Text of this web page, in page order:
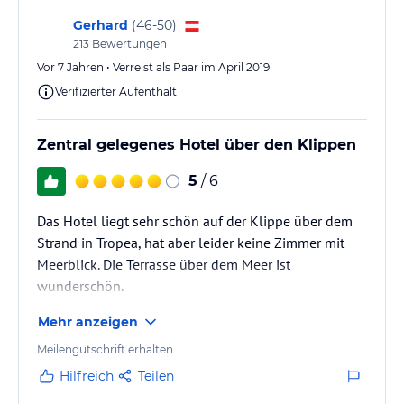
Gerhard (46-50)
213 Bewertungen
Vor 7 Jahren • Verreist als Paar im April 2019
Verifizierter Aufenthalt
Zentral gelegenes Hotel über den Klippen
5 / 6
Das Hotel liegt sehr schön auf der Klippe über dem
Strand in Tropea, hat aber leider keine Zimmer mit
Meerblick. Die Terrasse über dem Meer ist
wunderschön.
Mehr anzeigen
Meilengutschrift erhalten
Hilfreich Teilen